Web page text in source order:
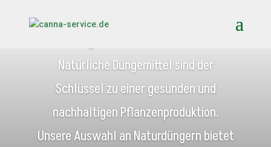
Herzlich willkommen im Bereich
Natürliche Düngemittel sind der
Schlüssel zu einer gesunden und
nachhaltigen Pflanzenproduktion.
Unsere Auswahl an Naturdüngern bietet